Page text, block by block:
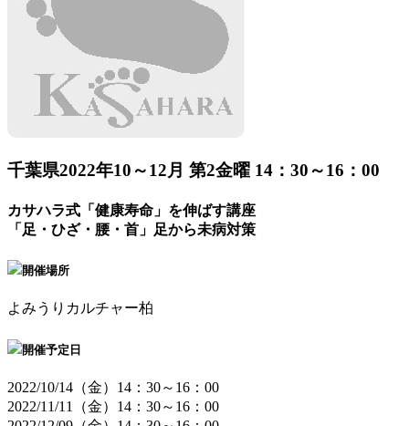
千葉県2022年10～12月 第2金曜 14：30～16：00
カサハラ式「健康寿命」を伸ばす講座
「足・ひざ・腰・首」足から未病対策
開催場所
よみうりカルチャー柏
開催予定日
2022/10/14（金）14：30～16：00
2022/11/11（金）14：30～16：00